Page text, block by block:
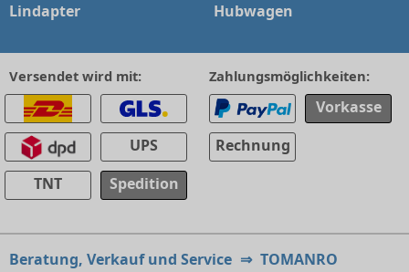
Lindapter
Hubwagen
Versendet wird mit:
UPS
TNT
Spedition
Zahlungsmöglichkeiten:
Vorkasse
Rechnung
Beratung, Verkauf und Service ⇒ TOMANRO